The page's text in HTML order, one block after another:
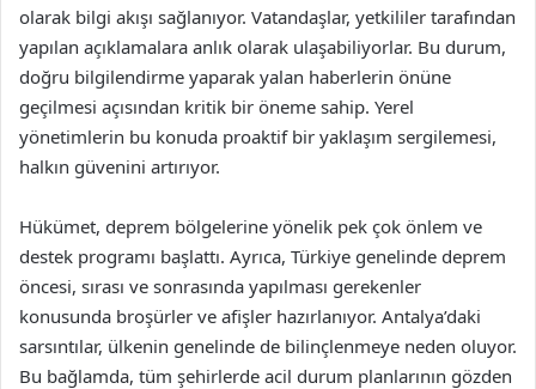
olarak bilgi akışı sağlanıyor. Vatandaşlar, yetkililer tarafından
yapılan açıklamalara anlık olarak ulaşabiliyorlar. Bu durum,
doğru bilgilendirme yaparak yalan haberlerin önüne
geçilmesi açısından kritik bir öneme sahip. Yerel
yönetimlerin bu konuda proaktif bir yaklaşım sergilemesi,
halkın güvenini artırıyor.
Hükümet, deprem bölgelerine yönelik pek çok önlem ve
destek programı başlattı. Ayrıca, Türkiye genelinde deprem
öncesi, sırası ve sonrasında yapılması gerekenler
konusunda broşürler ve afişler hazırlanıyor. Antalya’daki
sarsıntılar, ülkenin genelinde de bilinçlenmeye neden oluyor.
Bu bağlamda, tüm şehirlerde acil durum planlarının gözden